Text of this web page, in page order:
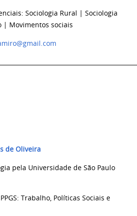
Sociologia Rural | Sociologia
| Movimentos sociais
de Oliveira
pela Universidade de São Paulo
Trabalho, Políticas Sociais e